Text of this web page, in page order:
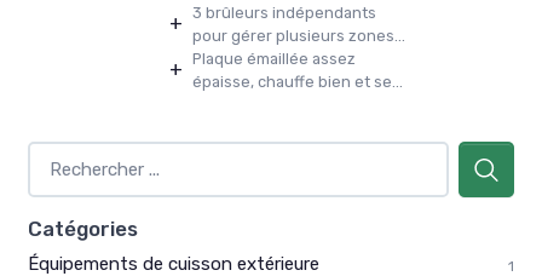
+ 3 brûleurs indépendants
pour gérer plusieurs zones...
+ Plaque émaillée assez
épaisse, chauffe bien et se...
Catégories
Équipements de cuisson extérieure 1